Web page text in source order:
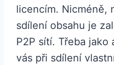
licencím. Nicméně,
sdílení obsahu je
P2P sítí. Třeba
vás při sdílení